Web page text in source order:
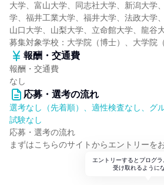
大学、富山大学、同志社大学、新潟大学
学、福井工業大学、福井大学、法政大学
山口大学、山梨大学、立命館大学、龍谷
募集対象学校：大学院（博士）、大学院
報酬・交通費
報酬・交通費
なし
応募・選考の流れ
選考なし（先着順）、適性検査なし、グ
試験なし
応募・選考の流れ
まずはこちらのサイトからエントリーを
エントリーするとプログ
受け取れるように